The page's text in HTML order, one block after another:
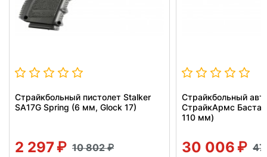
Страйкбольный пистолет Stalker
SA17G Spring (6 мм, Glock 17)
2 297 10 802
Страйкбольный
СтрайкАрмс
110 мм)
30 006